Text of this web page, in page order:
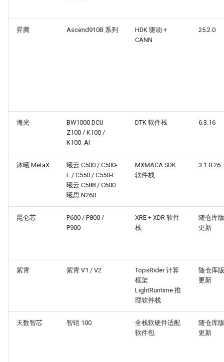
昇腾 Ascend910B 系列
HDK 驱动 +
CANN
25.2.0
海光
BW1000 DCU
Z100 / K100 /
K100_AI
DTK 软件栈 6.3.16
沐曦 MetaX
曦云 C500 / C500-
E / C550 / C550-E
曦云 C588 / C600
曦思 N260
MXMACA SDK
软件栈
3.1.0.26
昆仑芯
P600 / P800 /
P900
XRE + XDR 软件
栈
随仓库
更新
紫霄 紫霄 V1 / V2
TopsRider 计算
框架
LightRuntime 推
理软件栈
随仓库
更新
天数智芯 智铠 100
全栈软硬件适配
软件包
随仓库
更新